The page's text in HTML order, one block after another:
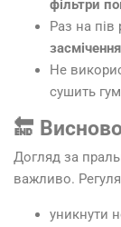
фільтри
Раз на пів
Не
сушить
🔚
Догляд за
важливо.
уникнути